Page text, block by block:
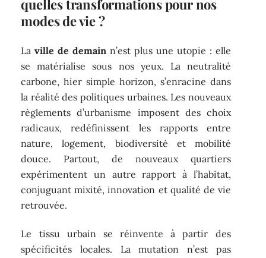
quelles transformations pour nos
modes de vie ?
Laville de demain n’est plus une utopie : elle
se matérialise sous nos yeux. La neutralité
carbone, hier simple horizon, s’enracine dans
la réalité des politiques urbaines. Les nouveaux
règlements d’urbanisme imposent des choix
radicaux, redéfinissent les rapports entre
nature, logement, biodiversité et mobilité
douce. Partout, de nouveaux quartiers
expérimentent un autre rapport à l’habitat,
conjuguant mixité, innovation et qualité de vie
retrouvée.
Le tissu urbain se réinvente à partir des
spécificités locales. La mutation n’est pas